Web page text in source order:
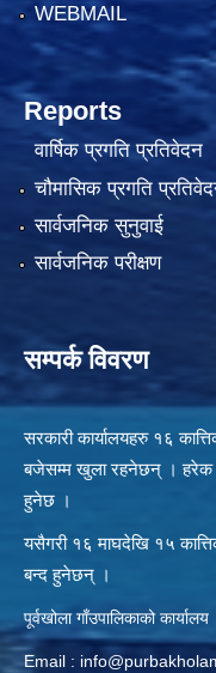
WEBMAIL
Reports
वार्षिक प्रगति प्रतिवेदन
चौमासिक प्रगति
सार्वजनिक सुनुवाई
सार्वजनिक परीक्षण
सम्पर्क विवरण
सरकारी कार्यालयहरु १६
बजेसम्म खुला रहनेछन् । हरेक
हुनेछ ।
यसैगरी १६ माघदेखि १५
बन्द हुनेछन् ।
पूर्वखोला गाँउपालिकाको कार्यालय
Email :